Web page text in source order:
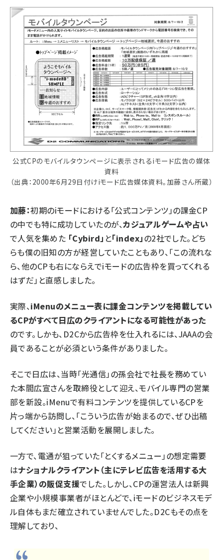
公式CPのモバイルタウンページに表示されるiモード広告の媒体
資料
（出典：2000年6月29日付けiモード広告媒体資料。加藤さん所蔵）
加藤：初期のiモードにおける「公式コンテンツ」の課金CP
の中でも特に成功していたのが、カジュアルゲームや占い
で人気を集めた 「Cybird」 と「index」の2社でした。どち
らも僕の旧知の方が経営していたこともあり、「この流れな
ら、他のCPも右にならえでiモードの広告枠を買ってくれる
はずだ」と直感しました。
実際、iMenuのメニュー表に課金コンテンツを掲載してい
るCPがすべて日広のクライアントになる可能性があった
のです。しかも、D2Cから広告枠を仕入れるには、JAAAの会
員であることが必須という条件がありました。
そこで日広は、当時「光通信」の孫会社で社長を務めてい
た本間広宣さんを取締役として迎え、モバイル専門の営業
部を新設。iMenuで有料コンテンツを提供しているCPを
片っ端から訪問し、「こういう広告が始まるので、ぜひ出稿
してください」と営業活動を展開しました。
一方で、電通が狙っていた「とくするメニュー」の想定需要
はナショナルクライアント（主にテレビ広告を活用する大
手企業）の販促支援でした。しかし、CPの運営法人は新興
企業や小規模事業者がほとんどで、iモードのビジネスモデ
ル自体もまだ確立されていませんでした。D2Cもその点を
理解しており、